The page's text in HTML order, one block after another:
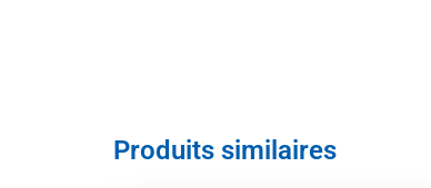
Produits similaires